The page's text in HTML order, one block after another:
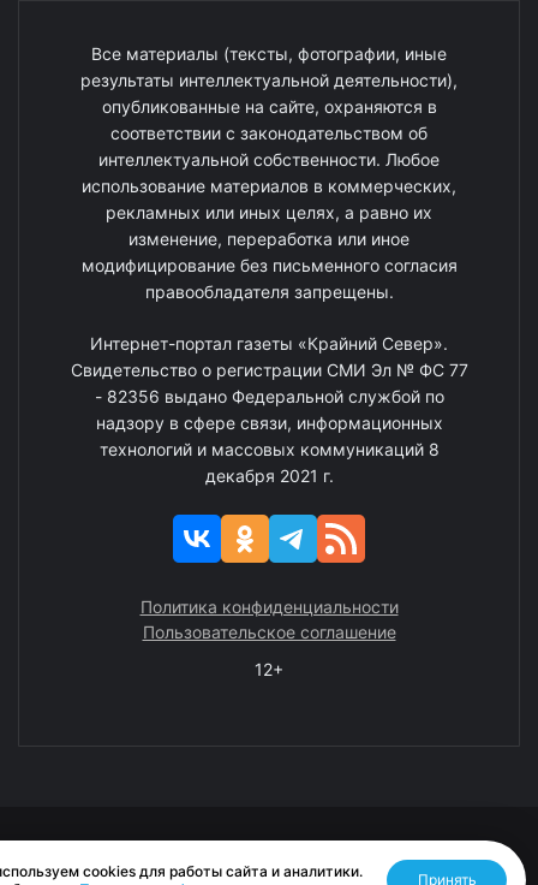
Все материалы (тексты, фотографии, иные
результаты интеллектуальной деятельности),
опубликованные на сайте, охраняются в
соответствии с законодательством об
интеллектуальной собственности. Любое
использование материалов в коммерческих,
рекламных или иных целях, а равно их
изменение, переработка или иное
модифицирование без письменного согласия
правообладателя запрещены.
Интернет-портал газеты «Крайний Север».
Свидетельство о регистрации СМИ Эл № ФС 77
- 82356 выдано Федеральной службой по
надзору в сфере связи, информационных
технологий и массовых коммуникаций 8
декабря 2021 г.
Политика конфиденциальности
Пользовательское соглашение
12+
cookies для работы сайта и аналитики.
Принять